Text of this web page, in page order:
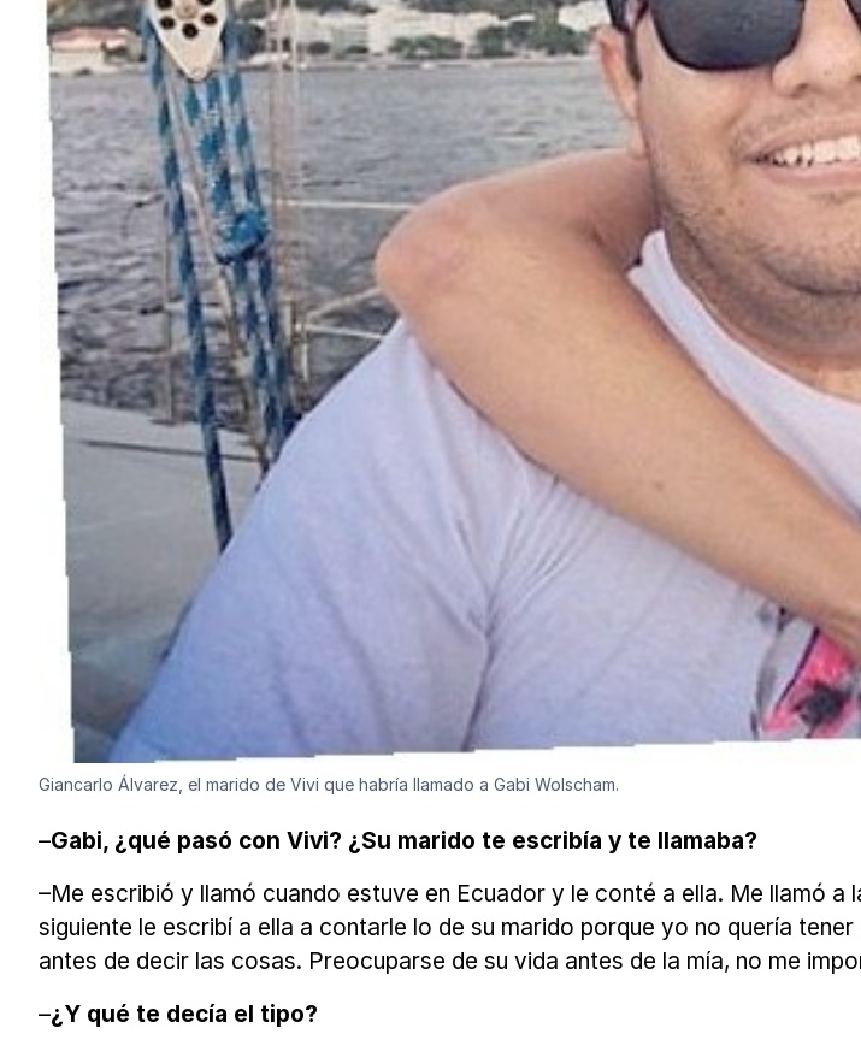
Giancarlo Álvarez, el marido de Vivi que habría llamado a Gabi Wolscham.
–Gabi, ¿qué pasó con Vivi? ¿Su marido te escribía y te llamaba?
–Me escribió y llamó cuando estuve en Ecuador y le conté a ella. Me llamó
siguiente le escribí a ella a contarle lo de su marido porque yo no quería
antes de decir las cosas. Preocuparse de su vida antes de la mía, no me
–¿Y qué te decía el tipo?